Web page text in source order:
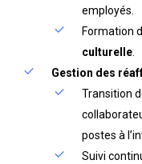
employés.
Formation
culturelle.
Gestion des
Transition
postes à
Suivi